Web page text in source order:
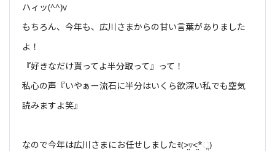
ハィッ(^^)v
もちろん、今年も、広川さまからの甘い言葉がありました
よ！
『好きなだけ貰ってよ半分取って』って！
私心の声『いやぁー流石に半分はいくら欲深い私でも空気
読みますよ笑』
なので今年は広川さまにお任せしましたꉂ(˃̤▿˂̤*ૢ)